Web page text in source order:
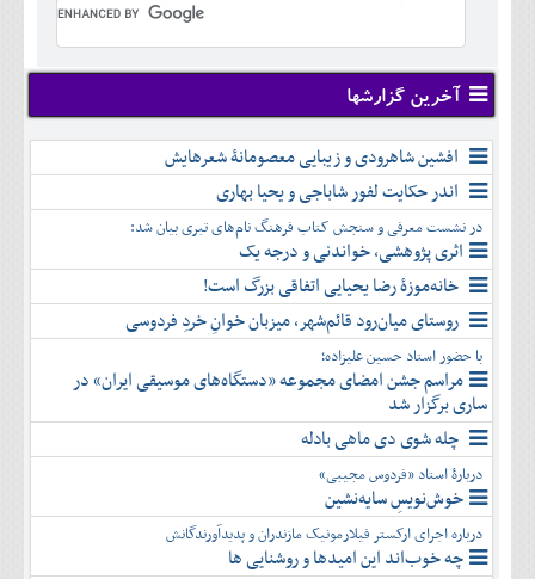
دی
بهمن
اسفند
آبان
آذر
دی
بهمن
اسفند
شهريور
مهر
آبان
آذر
دی
بهمن
اسفند
تير
مرداد
شهريور
مهر
آبان
آذر
دی
بهمن
اسفند
آخرین گزارشها
افشین شاهرودی و زیبایی معصومانۀ شعرهایش
اندر حکایت لفور شاباجی و یحیا بهاری
در نشست معرفی و سنجش کتاب فرهنگ نام‌های تبری بیان شد:
اثری پژوهشی، خواندنی و درجه یک
خانه‌موزۀ رضا یحیایی اتفاقی بزرگ است!
روستای میان‌رود قائم‌شهر، میزبان خوانِ خردِ فردوسی
با حضور استاد حسین علیزاده؛
مراسم جشن امضای مجموعه «دستگاه‌های موسیقی ایران» در
ساری برگزار شد
چله شوی دی ماهی بادله
دربارۀ استاد «فردوس مجیبی»
خوش‌نویسِ سایه‌نشین
درباره اجرای ارکستر فیلارمونیک مازندران و پدیدآورندگانش
چه خوب‌اند این امیدها و روشنایی ها